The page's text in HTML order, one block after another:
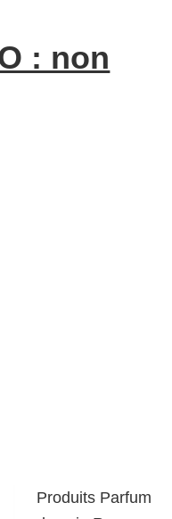
: non
Produits Parfum